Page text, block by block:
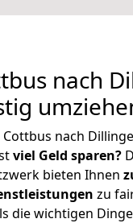
nach
nach
viel Geld sparen?
bieten Ihnen
zu
die wichtigen